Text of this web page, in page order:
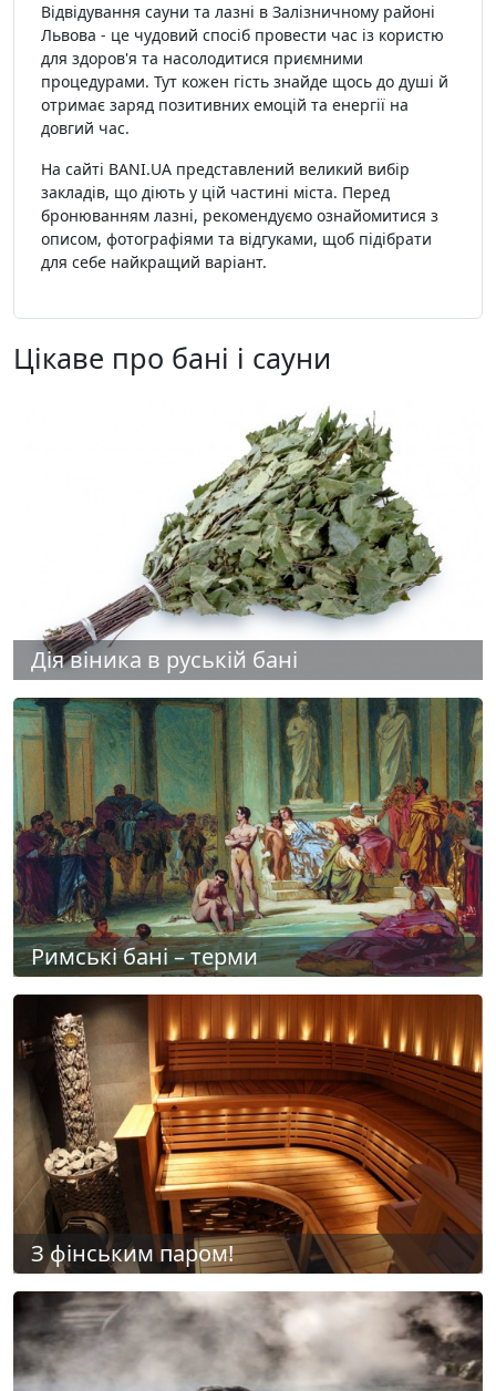
Відвідування сауни та лазні в Залізничному районі
Львова - це чудовий спосіб провести час із користю
для здоров'я та насолодитися приємними
процедурами. Тут кожен гість знайде щось до душі й
отримає заряд позитивних емоцій та енергії на
довгий час.
На сайті BANI.UA представлений великий вибір
закладів, що діють у цій частині міста. Перед
бронюванням лазні, рекомендуємо ознайомитися з
описом, фотографіями та відгуками, щоб підібрати
для себе найкращий варіант.
Цікаве про бані і сауни
Дія віника в руській бані
Римські бані – терми
З фінським паром!